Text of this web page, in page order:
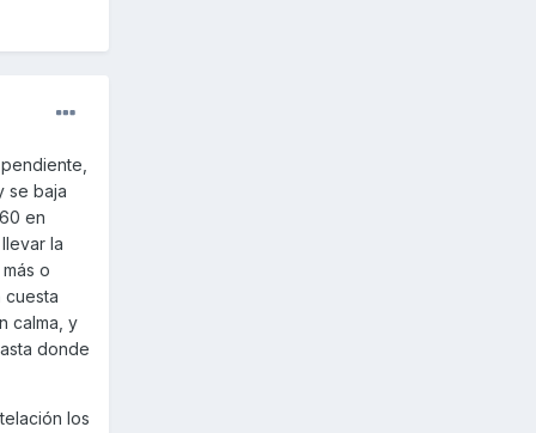
se baja
en
la
o
cuesta
calma, y
donde
los